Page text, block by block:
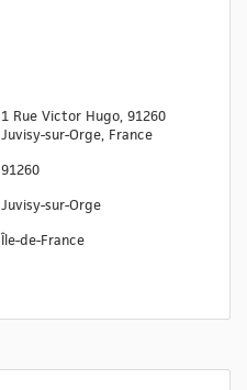
1 Rue Victor Hugo, 91260
Juvisy-sur-Orge, France
91260
Juvisy-sur-Orge
Île-de-France